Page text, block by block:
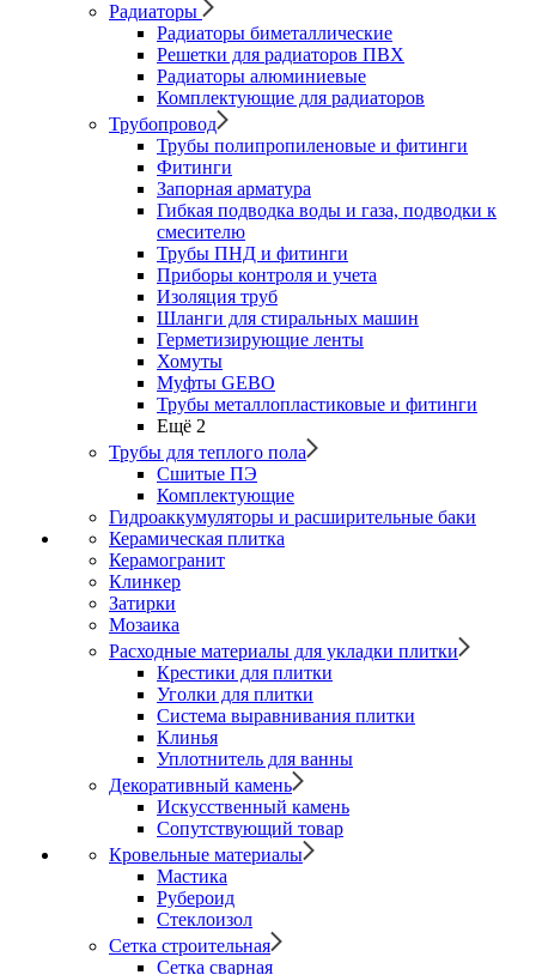
Радиаторы
Радиаторы биметаллические
Решетки для радиаторов ПВХ
Радиаторы алюминиевые
Комплектующие для радиаторов
Трубопровод
Трубы полипропиленовые и фитинги
Фитинги
Запорная арматура
Гибкая подводка воды и газа, подводки к
смесителю
Трубы ПНД и фитинги
Приборы контроля и учета
Изоляция труб
Шланги для стиральных машин
Герметизирующие ленты
Хомуты
Муфты GEBO
Трубы металлопластиковые и фитинги
Ещё 2
Трубы для теплого пола
Сшитые ПЭ
Комплектующие
Гидроаккумуляторы и расширительные баки
Керамическая плитка
Керамогранит
Клинкер
Затирки
Мозаика
Расходные материалы для укладки плитки
Крестики для плитки
Уголки для плитки
Система выравнивания плитки
Клинья
Уплотнитель для ванны
Декоративный камень
Искусственный камень
Сопутствующий товар
Кровельные материалы
Мастика
Рубероид
Стеклоизол
Сетка строительная
Сетка сварная